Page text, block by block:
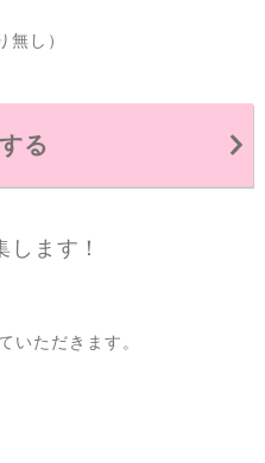
し）
る
ます！
いただきます。